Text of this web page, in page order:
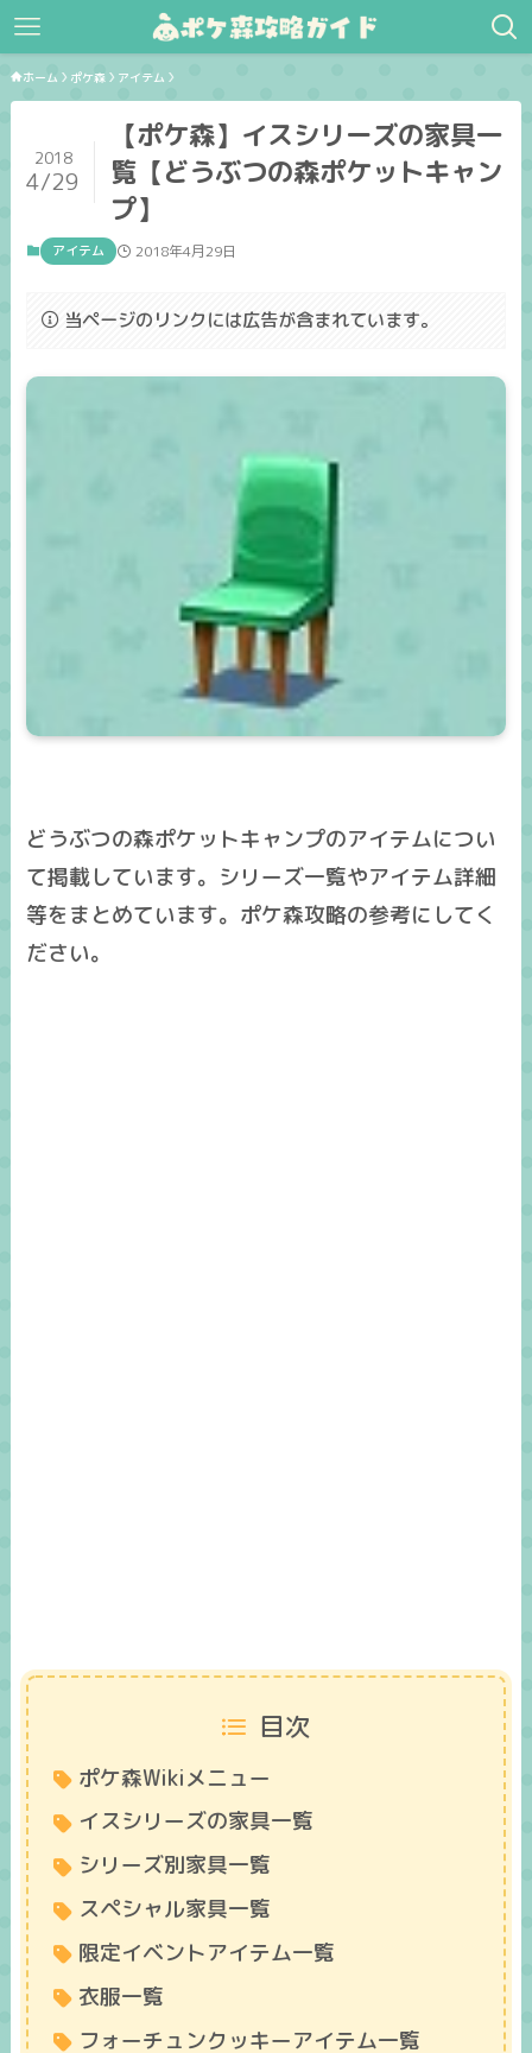
ホーム ポケ森 アイテム
【ポケ森】イスシリーズの家具一
覧【どうぶつの森ポケットキャン
プ】
2018
4/29
アイテム 2018年4月29日
当ページのリンクには広告が含まれています。
どうぶつの森ポケットキャンプのアイテムについ
て掲載しています。シリーズ一覧やアイテム詳細
等をまとめています。ポケ森攻略の参考にしてく
ださい。
目次
ポケ森Wikiメニュー
イスシリーズの家具一覧
シリーズ別家具一覧
スペシャル家具一覧
限定イベントアイテム一覧
衣服一覧
フォーチュンクッキーアイテム一覧